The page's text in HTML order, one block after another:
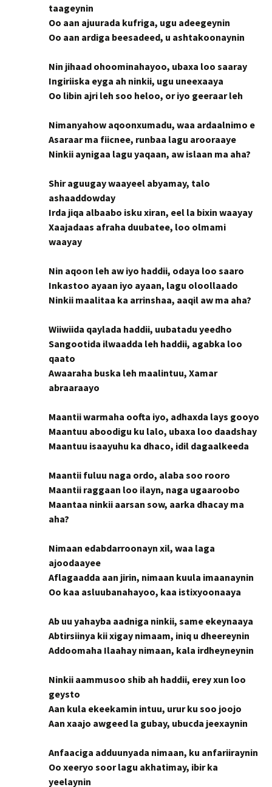
taageynin
Oo aan ajuurada kufriga, ugu adeegeynin
Oo aan ardiga beesadeed, u ashtakoonaynin
Nin jihaad ohoominahayoo, ubaxa loo saaray
Ingiriiska eyga ah ninkii, ugu uneexaaya
Oo libin ajri leh soo heloo, or iyo geeraar leh
Nimanyahow aqoonxumadu, waa ardaalnimo e
Asaraar ma fiicnee, runbaa lagu arooraaye
Ninkii aynigaa lagu yaqaan, aw islaan ma aha?
Shir aguugay waayeel abyamay, talo
ashaaddowday
Irda jiqa albaabo isku xiran, eel la bixin waayay
Xaajadaas afraha duubatee, loo olmami
waayay
Nin aqoon leh aw iyo haddii, odaya loo saaro
Inkastoo ayaan iyo ayaan, lagu oloollaado
Ninkii maalitaa ka arrinshaa, aaqil aw ma aha?
Wiiwiida qaylada haddii, uubatadu yeedho
Sangootida ilwaadda leh haddii, agabka loo
qaato
Awaaraha buska leh maalintuu, Xamar
abraaraayo
Maantii warmaha oofta iyo, adhaxda lays gooyo
Maantuu aboodigu ku lalo, ubaxa loo daadshay
Maantuu isaayuhu ka dhaco, idil dagaalkeeda
Maantii fuluu naga ordo, alaba soo rooro
Maantii raggaan loo ilayn, naga ugaaroobo
Maantaa ninkii aarsan sow, aarka dhacay ma
aha?
Nimaan edabdarroonayn xil, waa laga
ajoodaayee
Aflagaadda aan jirin, nimaan kuula imaanaynin
Oo kaa asluubanahayoo, kaa istixyoonaaya
Ab uu yahayba aadniga ninkii, same ekeynaaya
Abtirsiinya kii xigay nimaam, iniq u dheereynin
Addoomaha Ilaahay nimaan, kala irdheyneynin
Ninkii aammusoo shib ah haddii, erey xun loo
geysto
Aan kula ekeekamin intuu, urur ku soo joojo
Aan xaajo awgeed la gubay, ubucda jeexaynin
Anfaaciga adduunyada nimaan, ku anfariiraynin
Oo xeeryo soor lagu akhatimay, ibir ka
yeelaynin